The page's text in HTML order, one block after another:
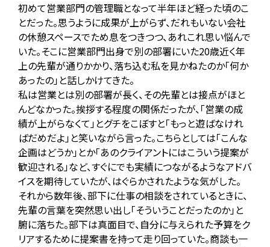
初めて営業部門の管理職となって半年ほど経った頃のこ
とだった。思うように成果が上がらず、だれもいない会社
の休憩スペースでため息をつきつつ、あれこれ思い悩んで
いた。そこに営業部門出身で別の部署にいた20歳近く年
上の先輩が通りかかり、落ち込む私を見かねたのか「何か
あったの」と話しかけてきた。
私は営業とは別の部署が長く、その先輩とは接点がほと
んどなかった。挨拶する程度の関係だったが、「営業の成
績が上がらなくて」とグチをこぼすと「もっと遊ばなけれ
ばだめだよ」と笑いながら言った。こちらとしては「こんな
企画はどうか」とか「あのクライアントにはこういう提案が
歓迎される」など、すぐにでも実績につながるようなアドバ
イスを期待していたが、はぐらかされたような気がした。
それから数年後、部下に仕事の相談をされているときに、
先輩の言葉を突然思い出し「そういうことだったのか」と
腑に落ちた。部下は真面目で、自分に与えられた予算をク
リアするために提案書を持って走り回っていた。商談も一